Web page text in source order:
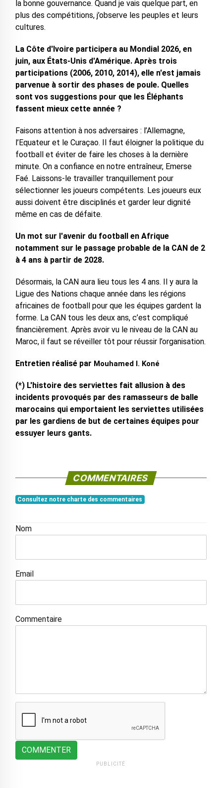
la bonne gouvernance. Quand je vais quelque part, en
plus des compétitions, j’observe les peuples et leurs
cultures.
La Côte d'Ivoire participera au Mondial 2026, en
juin, aux États-Unis d'Amérique. Après trois
participations (2006, 2010, 2014), elle n'est jamais
parvenue à sortir des phases de poule. Quelles
sont vos suggestions pour que les Éléphants
fassent mieux cette année ?
Faisons attention à nos adversaires : l’Allemagne,
l’Equateur et le Curaçao. Il faut éloigner la politique du
football et éviter de faire les choses à la dernière
minute. On a confiance en notre entraîneur, Emerse
Faé. Laissons-le travailler tranquillement pour
sélectionner les joueurs compétents. Les joueurs eux
aussi doivent être disciplinés et garder leur dignité
même en cas de défaite.
Un mot sur l'avenir du football en Afrique
notamment sur le passage probable de la CAN de 2
à 4 ans à partir de 2028.
Désormais, la CAN aura lieu tous les 4 ans. Il y aura la
Ligue des Nations chaque année dans les régions
africaines de football pour que les équipes gardent la
forme. La CAN tous les deux ans, c’est compliqué
financièrement. Après avoir vu le niveau de la CAN au
Maroc, il faut se réveiller tôt pour réussir l’organisation.
Entretien réalisé par Mouhamed I. Koné
(*) L'histoire des serviettes fait allusion à des
incidents provoqués par des ramasseurs de balle
marocains qui emportaient les serviettes utilisées
par les gardiens de but de certaines équipes pour
essuyer leurs gants.
COMMENTAIRES
Consultez notre charte des commentaires
Nom
Email
Commentaire
COMMENTER
PUBLICITÉ